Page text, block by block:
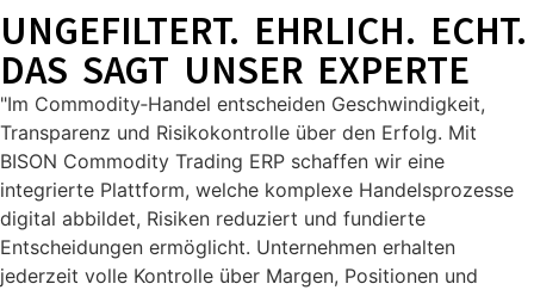
UNGEFILTERT. EHRLICH. ECHT.
DAS SAGT UNSER EXPERTE
"Im Commodity‑Handel entscheiden Geschwindigkeit,
Transparenz und Risikokontrolle über den Erfolg. Mit
BISON Commodity Trading ERP schaffen wir eine
integrierte Plattform, welche komplexe Handelsprozesse
digital abbildet, Risiken reduziert und fundierte
Entscheidungen ermöglicht. Unternehmen erhalten
jederzeit volle Kontrolle über Margen, Positionen und